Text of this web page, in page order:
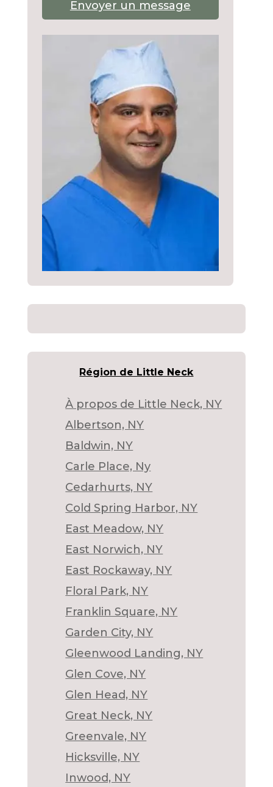
Envoyer un message
Région de Little Neck
À propos de Little Neck, NY
Albertson, NY
Baldwin, NY
Carle Place, Ny
Cedarhurts, NY
Cold Spring Harbor, NY
East Meadow, NY
East Norwich, NY
East Rockaway, NY
Floral Park, NY
Franklin Square, NY
Garden City, NY
Gleenwood Landing, NY
Glen Cove, NY
Glen Head, NY
Great Neck, NY
Greenvale, NY
Hicksville, NY
Inwood, NY